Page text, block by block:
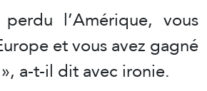
l’Amérique, vous
et vous avez gagné
a-t-il dit avec ironie.